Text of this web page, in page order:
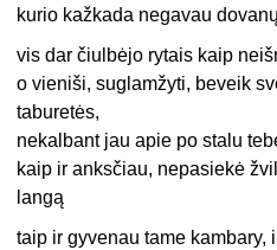
kurio kažkada negavau
vis dar čiulbėjo rytais kaip
o vieniši, suglamžyti, beveik
taburetės,
nekalbant jau apie po stalu
kaip ir anksčiau, nepasiekė
langą
taip ir gyvenau tame kambary,